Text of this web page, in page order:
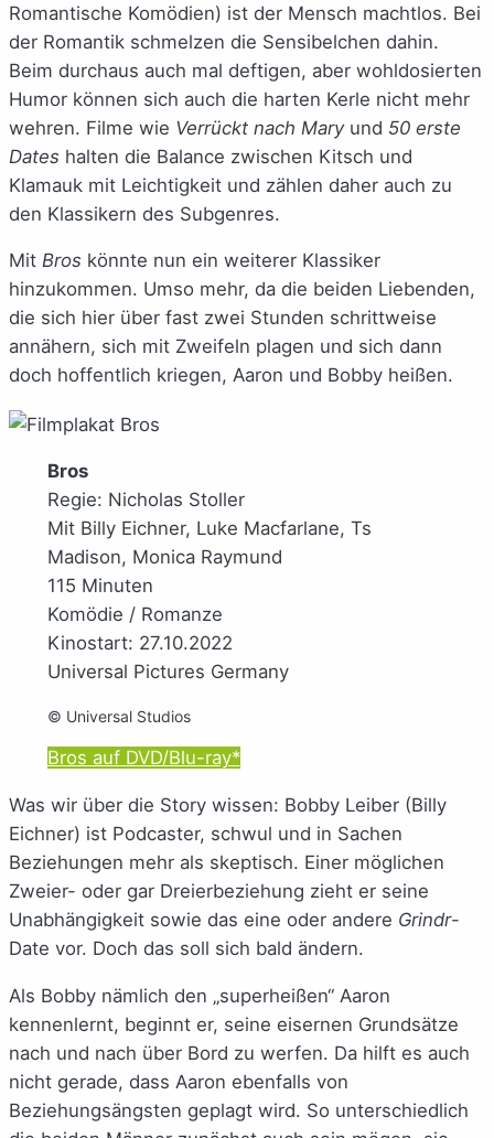
Romantische Komödien) ist der Mensch machtlos. Bei
der Romantik schmelzen die Sensibelchen dahin.
Beim durchaus auch mal deftigen, aber wohldosierten
Humor können sich auch die harten Kerle nicht mehr
wehren. Filme wie Verrückt nach Mary und 50 erste
Dates halten die Balance zwischen Kitsch und
Klamauk mit Leichtigkeit und zählen daher auch zu
den Klassikern des Subgenres.
Mit Bros könnte nun ein weiterer Klassiker
hinzukommen. Umso mehr, da die beiden Liebenden,
die sich hier über fast zwei Stunden schrittweise
annähern, sich mit Zweifeln plagen und sich dann
doch hoffentlich kriegen, Aaron und Bobby heißen.
Bros
Regie: Nicholas Stoller
Mit Billy Eichner, Luke Macfarlane, Ts
Madison, Monica Raymund
115 Minuten
Komödie / Romanze
Kinostart: 27.10.2022
Universal Pictures Germany
© Universal Studios
Bros auf DVD/Blu-ray*
Was wir über die Story wissen: Bobby Leiber (Billy
Eichner) ist Podcaster, schwul und in Sachen
Beziehungen mehr als skeptisch. Einer möglichen
Zweier- oder gar Dreierbeziehung zieht er seine
Unabhängigkeit sowie das eine oder andere Grindr-
Date vor. Doch das soll sich bald ändern.
Als Bobby nämlich den „superheißen“ Aaron
kennenlernt, beginnt er, seine eisernen Grundsätze
nach und nach über Bord zu werfen. Da hilft es auch
nicht gerade, dass Aaron ebenfalls von
Beziehungsängsten geplagt wird. So unterschiedlich